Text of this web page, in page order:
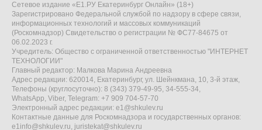
Сетевое издание «Е1.РУ Екатеринбург Онлайн» (18+)
Зарегистрировано Федеральной службой по надзору в сфере связи,
информационных технологий и массовых коммуникаций
(Роскомнадзор) Свидетельство о регистрации № ФС77-84675 от
06.02.2023 г.
Учредитель: Общество с ограниченной ответственностью "ИНТЕРНЕТ
ТЕХНОЛОГИИ"
Главный редактор: Малкова Марина Андреевна
Адрес редакции: 620014, Екатеринбург, ул. Шейнкмана, 10, 3-й этаж,
Телефоны (круглосуточно): 8 (343) 379-49-95, 34-555-34,
WhatsApp, Viber, Telegram: +7 909 704-57-70
Электронный адрес редакции: e1@shkulev.ru
Контактные данные для Роскомнадзора и государственных органов:
e1info@shkulev.ru, juristekat@shkulev.ru